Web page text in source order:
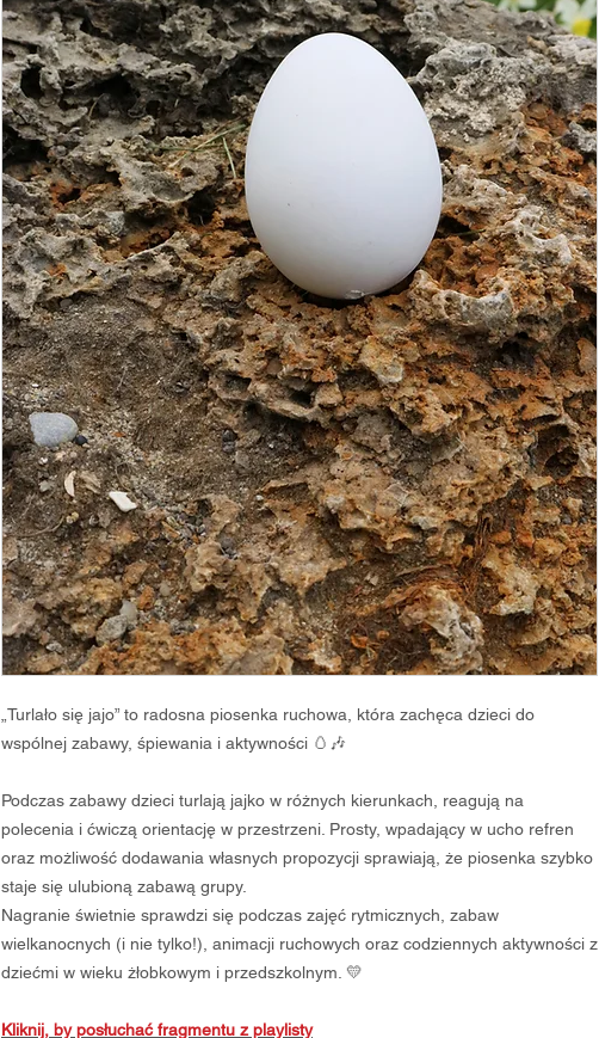
„Turlało się jajo” to radosna piosenka ruchowa, która zachęca dzieci do
wspólnej zabawy, śpiewania i aktywności 🥚🎶
Podczas zabawy dzieci turlają jajko w różnych kierunkach, reagują na
polecenia i ćwiczą orientację w przestrzeni. Prosty, wpadający w ucho refren
oraz możliwość dodawania własnych propozycji sprawiają, że piosenka szybko
staje się ulubioną zabawą grupy.
Nagranie świetnie sprawdzi się podczas zajęć rytmicznych, zabaw
wielkanocnych (i nie tylko!), animacji ruchowych oraz codziennych aktywności z
dziećmi w wieku żłobkowym i przedszkolnym. 💛
Kliknij, by posłuchać fragmentu z playlisty